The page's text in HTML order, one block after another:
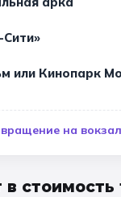
или Кинопарк
на
в стоимость